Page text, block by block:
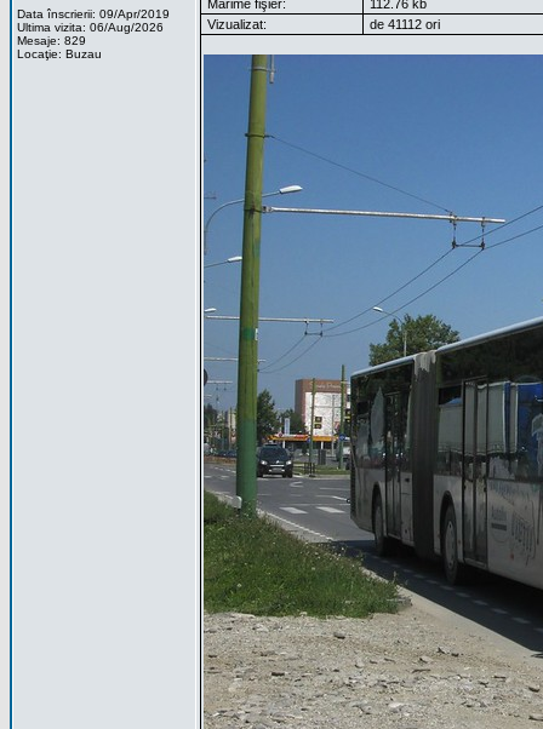
Data înscrierii: 09/Apr/2019
Ultima vizita: 06/Aug/2026
Mesaje: 829
Locaţie: Buzau
Mărime fişier:
112.76 kb
Vizualizat:
de 41112 ori